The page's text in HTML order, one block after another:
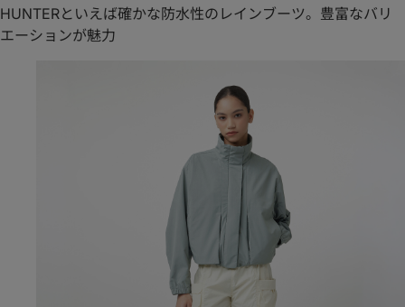
HUNTERといえば確かな防水性のレインブーツ。豊富なバリ
エーションが魅力